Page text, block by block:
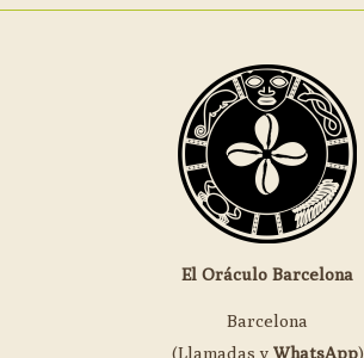
El Oráculo Barcelona
Barcelona
(Llamadas y WhatsApp)